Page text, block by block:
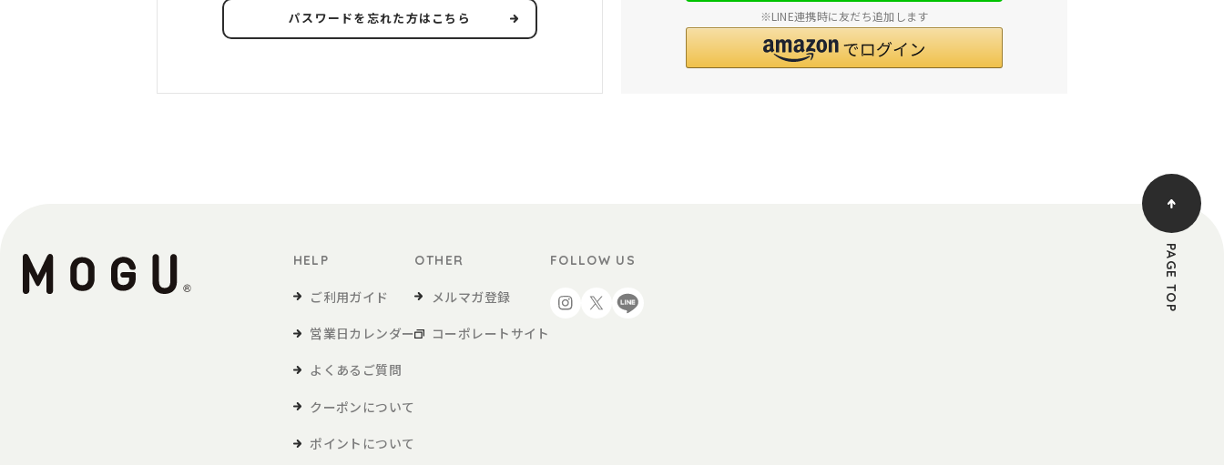
パスワードを忘れた方はこちら ※LINE連携時に友だち追加します
HELP
ご利用ガイド
営業日カレンダー
よくあるご質問
クーポンについて
ポイントについて
OTHER
メルマガ登録
コーポレートサイト
FOLLOW US PAGE TOP